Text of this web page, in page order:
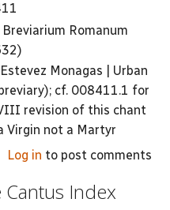
Breviarium Romanum
Monagas | Urban
cf. 008411.1 for
revision of this chant
Virgin not a Martyr
Log in to post comments
Index